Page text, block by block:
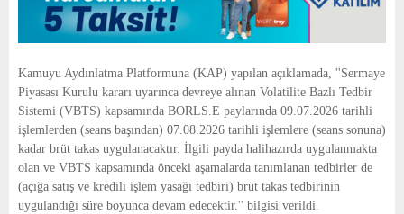
E
N
U
Kamuyu Aydınlatma Platformuna (KAP) yapılan açıklamada, ''Sermaye
Piyasası Kurulu kararı uyarınca devreye alınan Volatilite Bazlı Tedbir
Sistemi (VBTS) kapsamında BORLS.E paylarında 09.07.2026 tarihli
işlemlerden (seans başından) 07.08.2026 tarihli işlemlere (seans sonuna)
kadar brüt takas uygulanacaktır. İlgili payda halihazırda uygulanmakta
olan ve VBTS kapsamında önceki aşamalarda tanımlanan tedbirler de
(açığa satış ve kredili işlem yasağı tedbiri) brüt takas tedbirinin
uygulandığı süre boyunca devam edecektir.'' bilgisi verildi.